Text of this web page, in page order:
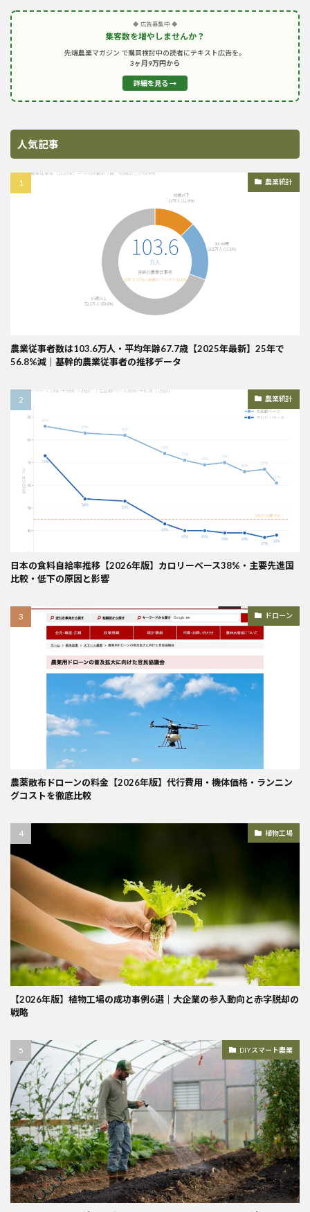
◆ 広告募集中 ◆
集客数を増やしませんか？
先端農業マガジン で購買検討中の読者にテキスト広告を。
3ヶ月9万円から
詳細を見る →
人気記事
農業統計
農業従事者数は103.6万人・平均年齢67.7歳【2025年最新】25年で
56.8%減｜基幹的農業従事者の推移データ
農業統計
日本の食料自給率推移【2026年版】カロリーベース38%・主要先進国
比較・低下の原因と影響
ドローン
農薬散布ドローンの料金【2026年版】代行費用・機体価格・ランニン
グコストを徹底比較
植物工場
【2026年版】植物工場の成功事例6選｜大企業の参入動向と赤字脱却の
戦略
DIYスマート農業